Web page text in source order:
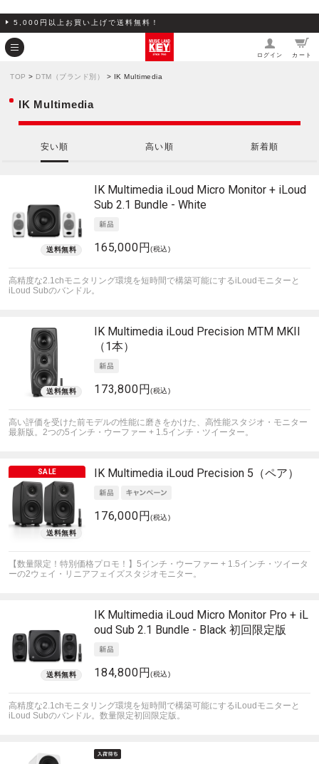
5,000円以上お買い上げで送料無料！
ログイン カート
TOP > DTM（ブランド別） > IK Multimedia
IK Multimedia
安い順 高い順 新着順
IK Multimedia iLoud Micro Monitor + iLoud
Sub 2.1 Bundle - White
165,000円(税込)
高精度な2.1chモニタリング環境を短時間で構築可能にするiLoudモニターと
iLoud Subのバンドル。
IK Multimedia iLoud Precision MTM MKII
（1本）
173,800円(税込)
高い評価を受けた前モデルの性能に磨きをかけた、高性能スタジオ・モニター
最新版。2つの5インチ・ウーファー + 1.5インチ・ツイーター。
IK Multimedia iLoud Precision 5（ペア）
176,000円(税込)
【数量限定！特別価格プロモ！】5インチ・ウーファー + 1.5インチ・ツイータ
ーの2ウェイ・リニアフェイズスタジオモニター。
IK Multimedia iLoud Micro Monitor Pro + iL
oud Sub 2.1 Bundle - Black 初回限定版
184,800円(税込)
高精度な2.1chモニタリング環境を短時間で構築可能にするiLoudモニターと
iLoud Subのバンドル。数量限定初回限定版。